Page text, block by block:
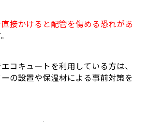
接かけると配管を傷める恐れがあ
コキュートを利用している方は、
の設置や保温材による事前対策を